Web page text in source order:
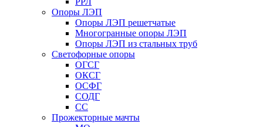
Опоры ЛЭП
Опоры ЛЭП решетчатые
Многогранные опоры ЛЭП
Опоры ЛЭП из стальных труб
Светофорные опоры
ОГСГ
ОКСГ
ОСФГ
СОДГ
СС
Прожекторные мачты